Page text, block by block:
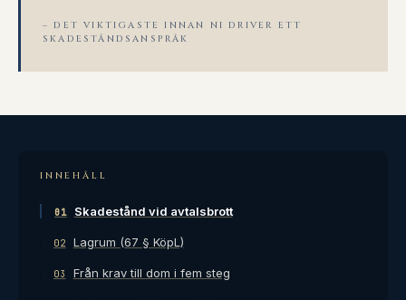
– DET VIKTIGASTE INNAN NI DRIVER ETT
SKADESTÅNDSANSPRÅK
INNEHÅLL
01 Skadestånd vid avtalsbrott
02 Lagrum (67 § KöpL)
03 Från krav till dom i fem steg